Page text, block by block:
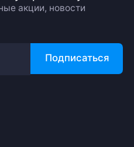
акции, новости
Подписаться